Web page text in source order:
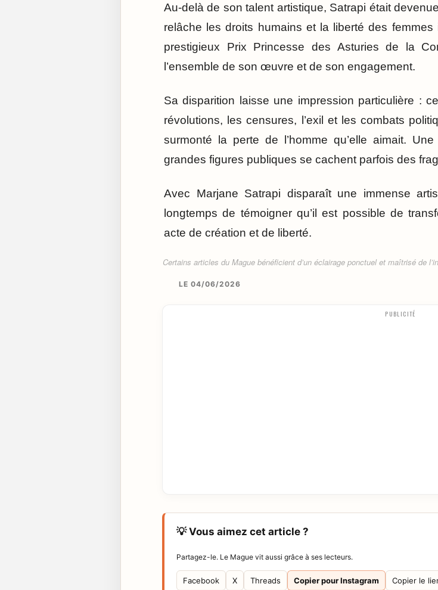
Au-delà de son talent artistique, Satrapi était
relâche les droits humains et la liberté des
prestigieux Prix Princesse des Asturies de la
l’ensemble de son œuvre et de son engagement.
Sa disparition laisse une impression particulière :
révolutions, les censures, l’exil et les combats
surmonté la perte de l’homme qu’elle aimait.
grandes figures publiques se cachent parfois des
Avec Marjane Satrapi disparaît une immense
longtemps de témoigner qu’il est possible de
acte de création et de liberté.
Certains articles du Mague bénéficient d’un éclairage ponctuel et maîtrisé de
LE 04/06/2026
PUBLICITÉ
💡 Vous aimez cet article ?
Partagez-le. Le Mague vit aussi grâce à ses lecteurs.
Facebook X Threads Copier pour Instagram Copier le